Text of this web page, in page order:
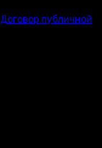
Договор публичной